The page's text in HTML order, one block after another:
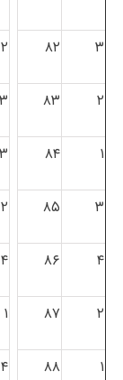
۳ ۸۲ ۲
۲ ۸۳ ۳
۱ ۸۴ ۳
۳ ۸۵ ۲
۴ ۸۶ ۴
۲ ۸۷ ۱
۱ ۸۸ ۴